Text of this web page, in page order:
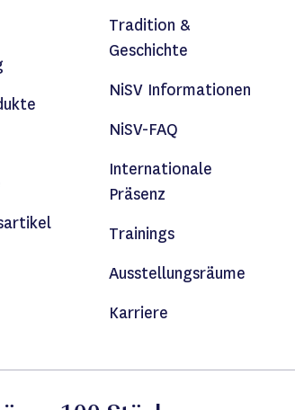
Tradition &
Geschichte
NiSV Informationen
NiSV-FAQ
Internationale
Präsenz
Trainings
Ausstellungsräume
Karriere